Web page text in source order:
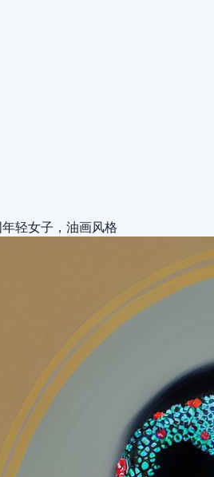
轻女子，油画风格